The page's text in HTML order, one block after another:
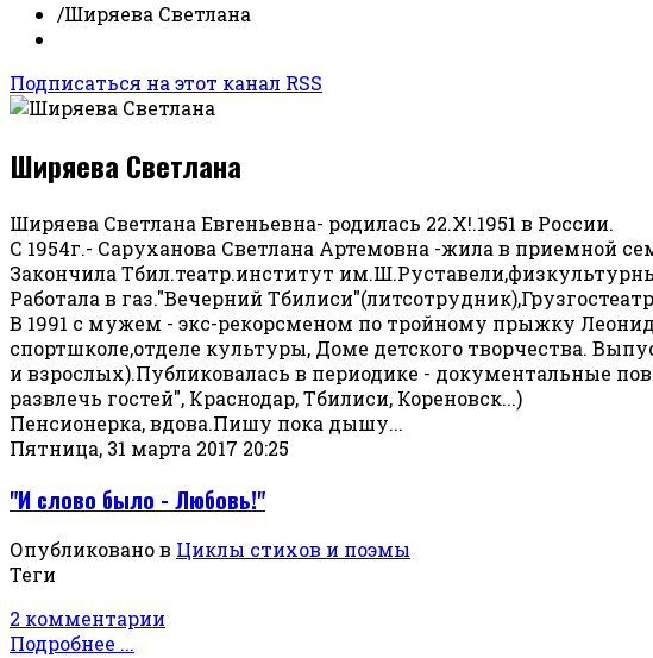
/Ширяева Светлана
Подписаться на этот канал RSS
Ширяева Светлана
Ширяева Светлана Евгеньевна- родилась 22.Х!.1951 в России.
С 1954г.- Саруханова Светлана Артемовна -жила в приемной
Закончила Тбил.театр.институт
Работала в газ."Вечерний
В 1991 с мужем - экс-рекорсменом по тройному прыжку
спортшколе,отделе культуры, Доме детского творчества.
и взрослых).Публиковалась в периодике - документальные
развлечь гостей", Краснодар, Тбилиси, Кореновск...)
Пенсионерка, вдова.Пишу пока дышу...
Пятница, 31 марта 2017 20:25
"И слово было - Любовь!"
Опубликовано в Циклы стихов и поэмы
Теги
2 комментарии
Подробнее ...